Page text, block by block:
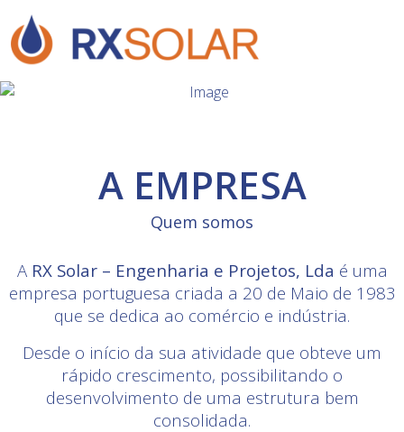
A EMPRESA
Quem somos
A RX Solar – Engenharia e Projetos, Lda é uma
empresa portuguesa criada a 20 de Maio de 1983
que se dedica ao comércio e indústria.
Desde o início da sua atividade que obteve um
rápido crescimento, possibilitando o
desenvolvimento de uma estrutura bem
consolidada.